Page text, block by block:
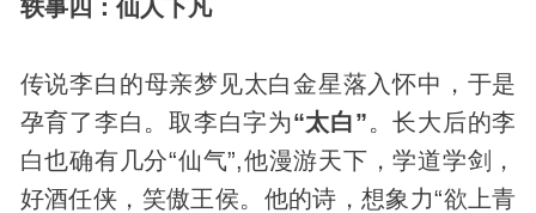
轶事四：仙人下凡
传说李白的母亲梦见太白金星落入怀中，于是
孕育了李白。取李白字为“太白”。长大后的李
白也确有几分“仙气”,他漫游天下，学道学剑，
好酒任侠，笑傲王侯。他的诗，想象力“欲上青